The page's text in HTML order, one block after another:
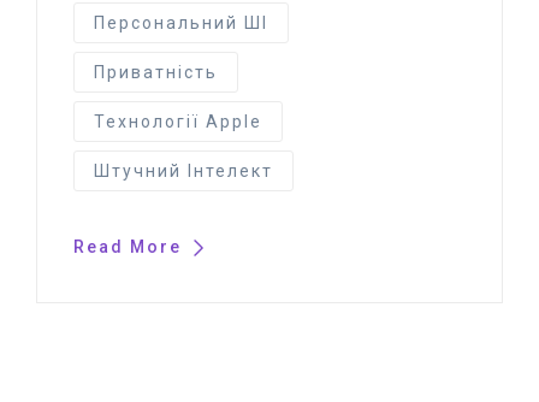
Персональний ШІ
Приватність
Технології Apple
Штучний Інтелект
Read More